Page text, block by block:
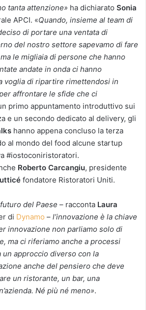
tanta attenzione» ha dichiarato Sonia
APCI. «Quando, insieme al team di
di portare una ventata di
del nostro settore sapevamo di fare
le migliaia di persone che hanno
andate in onda ci hanno
voglia di ripartire rimettendosi in
affrontare le sfide che ci
primo appuntamento introduttivo sui
e un secondo dedicato al delivery, gli
hanno appena concluso la terza
al mondo del food alcune startup
#iostoconiristoratori.
Roberto Carcangiu, presidente
fondatore Ristoratori Uniti.
del Paese – racconta Laura
di Dynamo – l’innovazione è la chiave
innovazione non parliamo solo di
ma ci riferiamo anche a processi
approccio diverso con la
anche del pensiero che deve
un ristorante, un bar, una
Né più né meno».